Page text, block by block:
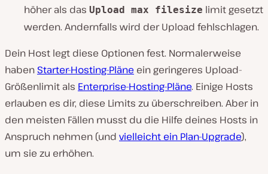
höher als das Upload max filesize limit gesetzt
werden. Andernfalls wird der Upload fehlschlagen.
Dein Host legt diese Optionen fest. Normalerweise
haben Starter-Hosting-Pläne ein geringeres Upload-
Größenlimit als Enterprise-Hosting-Pläne. Einige Hosts
erlauben es dir, diese Limits zu überschreiben. Aber in
den meisten Fällen musst du die Hilfe deines Hosts in
Anspruch nehmen (und vielleicht ein Plan-Upgrade),
um sie zu erhöhen.